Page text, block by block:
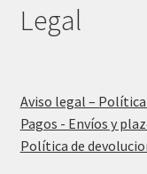
Legal
Aviso legal –
Pagos - Envíos y
Política de